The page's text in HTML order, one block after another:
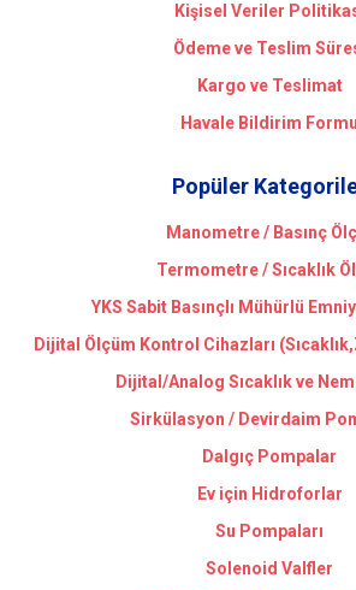
Kişisel Veriler
Ödeme ve Teslim
Kargo ve Teslimat
Havale Bildirim Formu
Popüler
Manometre / Basınç
Termometre / Sıcaklık
YKS Sabit Basınçlı Mühürlü
Dijital Ölçüm Kontrol Cihazları
Dijital/Analog Sıcaklık ve
Sirkülasyon / Devirdaim
Dalgıç Pompalar
Ev için Hidroforlar
Su Pompaları
Solenoid Valfler